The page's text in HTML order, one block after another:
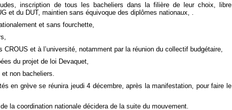
inscription de tous les bacheliers dans la filière de leur choix, libre
et du DUT, maintien sans équivoque des diplômes nationaux, .
et sans fourchette,
CROUS et à l’université, notamment par la réunion du collectif budgétaire,
du projet de loi Devaquet,
non bacheliers.
en grève se réunira jeudi 4 décembre, après la manifestation, pour faire le
la coordination nationale décidera de la suite du mouvement.